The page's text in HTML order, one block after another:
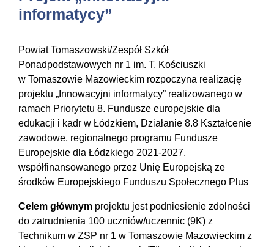
informatycy”
Powiat Tomaszowski/Zespół Szkół
Ponadpodstawowych nr 1 im. T. Kościuszki
w Tomaszowie Mazowieckim rozpoczyna realizację
projektu „Innowacyjni informatycy” realizowanego w
ramach Priorytetu 8. Fundusze europejskie dla
edukacji i kadr w Łódzkiem, Działanie 8.8 Kształcenie
zawodowe, regionalnego programu Fundusze
Europejskie dla Łódzkiego 2021-2027,
współfinansowanego przez Unię Europejską ze
środków Europejskiego Funduszu Społecznego Plus
Celem głównym projektu jest podniesienie zdolności
do zatrudnienia 100 uczniów/uczennic (9K) z
Technikum w ZSP nr 1 w Tomaszowie Mazowieckim z